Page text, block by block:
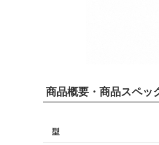
商品概要・商品スペッ
型